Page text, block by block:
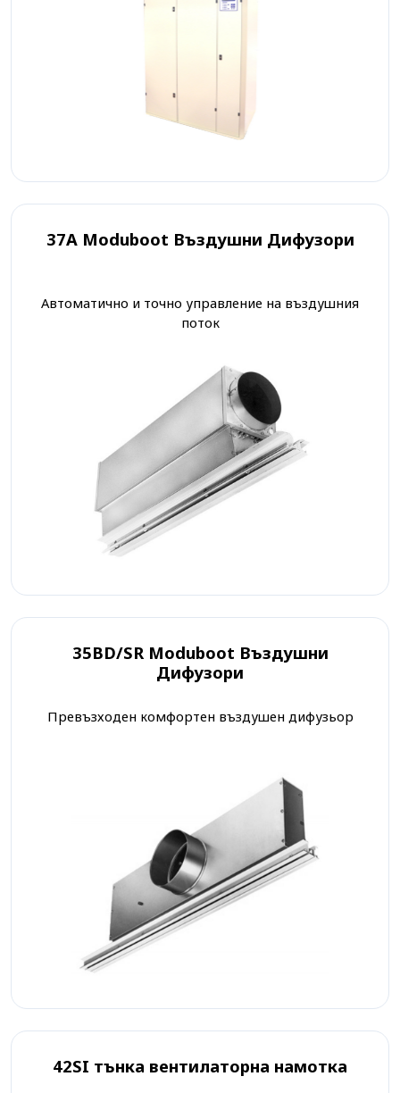
37A Moduboot Въздушни Дифузори
Автоматично и точно управление на въздушния
поток
35BD/SR Moduboot Въздушни
Дифузори
Превъзходен комфортен въздушен дифузьор
42SI тънка вентилаторна намотка